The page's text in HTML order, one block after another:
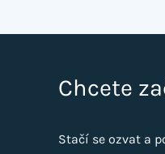
Chcete
Stačí se ozvat a